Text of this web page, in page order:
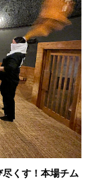
尽くす！本場チム